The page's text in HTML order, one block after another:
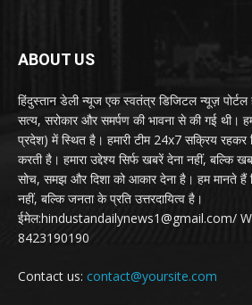
ABOUT US
हिंदुस्तान डेली न्यूज एक स्वतंत्र डिजिटल न्यूज़
सत्य, सरोकार और समर्पण की भावना से की गई थी।
प्रदेश) में स्थित है। हमारी टीम 24x7 सक्रिय रहकर
करती है। हमारा उद्देश्य सिर्फ खबरें देना नहीं, बल्कि
सोच, समझ और दिशा को आकार देना है। हम मानते हैं
नहीं, बल्कि जनता के प्रति उत्तरदायित्व है।
ईमेल:hindustandailynews1@gmail.com/
8423190190
Contact us: contact@yoursite.com